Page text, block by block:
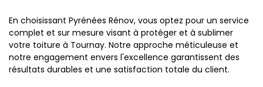
En choisissant Pyrénées Rénov, vous optez pour un service
complet et sur mesure visant à protéger et à sublimer
votre toiture à Tournay. Notre approche méticuleuse et
notre engagement envers l'excellence garantissent des
résultats durables et une satisfaction totale du client.